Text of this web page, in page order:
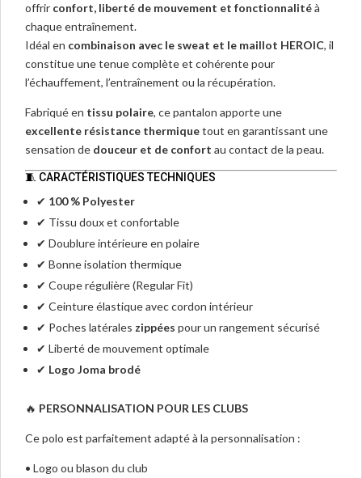
offrir confort, liberté de mouvement et fonctionnalitéà
chaque entraînement.
Idéal en combinaison avec le sweat et le maillot HEROIC, il
constitue une tenue complète et cohérente pour
l’échauffement, l’entraînement ou la récupération.
Fabriqué en tissu polaire, ce pantalon apporte une
excellente résistance thermiquetout en garantissant une
sensation de douceur et de confort au contact de la peau.
🧵 CARACTÉRISTIQUES TECHNIQUES
✔ 100 % Polyester
✔ Tissu doux et confortable
✔ Doublure intérieure en polaire
✔ Bonne isolation thermique
✔ Coupe régulière (Regular Fit)
✔ Ceinture élastique avec cordon intérieur
✔ Poches latérales zippées pour un rangement sécurisé
✔ Liberté de mouvement optimale
✔ Logo Joma brodé
🔥 PERSONNALISATION POUR LES CLUBS
Ce polo est parfaitement adapté à la personnalisation :
• Logo ou blason du club